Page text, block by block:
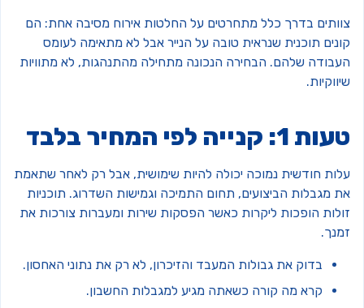
בדרך כלל מתחרטים על החלטות אירוח מסיבה אחת: הם
תוכנית שנראית טובה על הנייר אבל לא מתאימה לעומס
שלהם. הבחירה הנכונה מתחילה מהתנהגות, לא מתוויות
קנייה לפי המחיר בלבד
חודשית נמוכה יכולה להיות שימושית, אבל רק לאחר שתאמת
מגבלות הביצועים, תחום התמיכה וגמישות השדרוג. תוכניות
הופכות ליקרות כאשר הפסקות שירות ומעברות צורכות את
בדוק את גבולות המעבד והזיכרון, לא רק את נתוני האחסון.
קרא מה קורה כשאתה מגיע למגבלות החשבון.